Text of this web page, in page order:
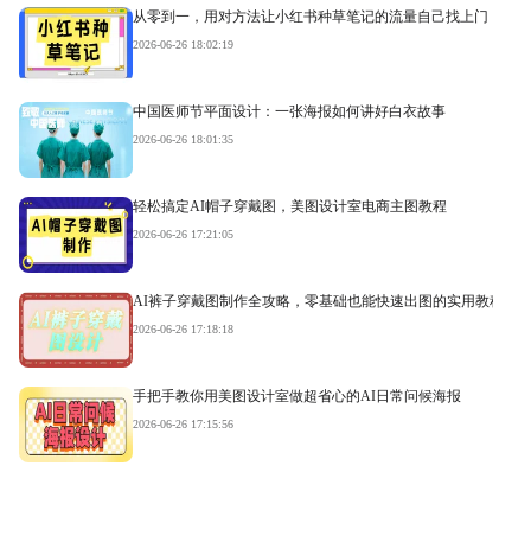
从零到一，用对方法让小红书种草笔记的流量自己找上门
2026-06-26 18:02:19
中国医师节平面设计：一张海报如何讲好白衣故事
2026-06-26 18:01:35
轻松搞定AI帽子穿戴图，美图设计室电商主图教程
2026-06-26 17:21:05
AI裤子穿戴图制作全攻略，零基础也能快速出图的实用教程
2026-06-26 17:18:18
手把手教你用美图设计室做超省心的AI日常问候海报
2026-06-26 17:15:56